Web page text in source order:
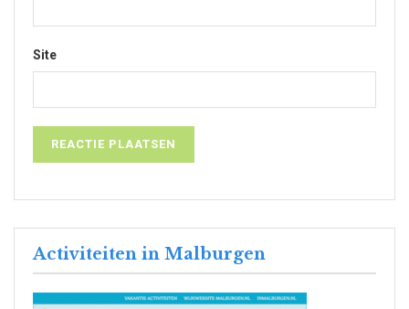
Site
Activiteiten in Malburgen